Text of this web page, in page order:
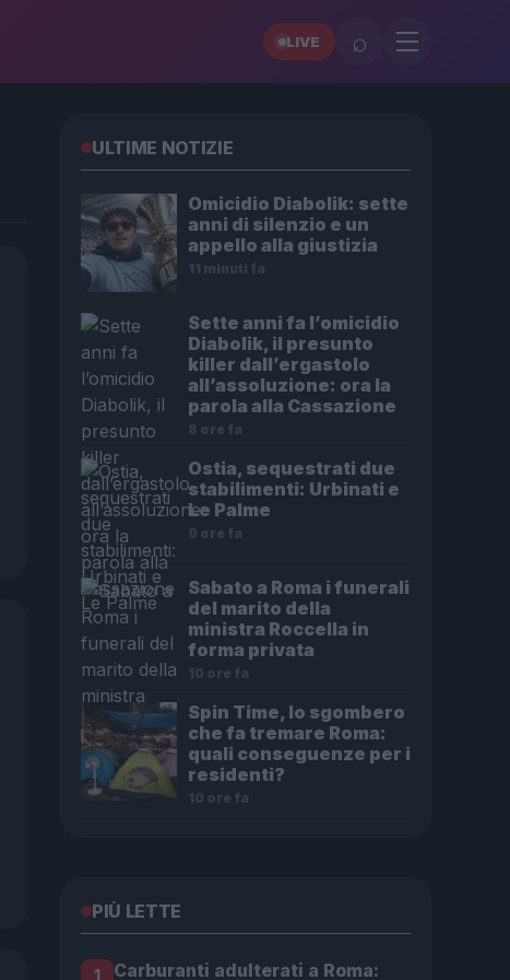
LIVE ⌕
ULTIME NOTIZIE
Omicidio Diabolik: sette
anni di silenzio e un
appello alla giustizia
11 minuti fa
Sette anni fa l’omicidio
Diabolik, il presunto
killer dall’ergastolo
all’assoluzione: ora la
parola alla Cassazione
8 ore fa
Ostia, sequestrati due
stabilimenti: Urbinati e
Le Palme
9 ore fa
Sabato a Roma i funerali
del marito della
ministra Roccella in
forma privata
10 ore fa
Spin Time, lo sgombero
che fa tremare Roma:
quali conseguenze per i
residenti?
10 ore fa
PIÙ LETTE
1
Carburanti adulterati a Roma: